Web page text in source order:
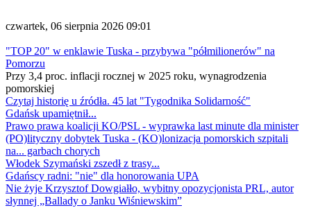
czwartek, 06 sierpnia 2026 09:01
"TOP 20" w enklawie Tuska - przybywa "półmilionerów" na
Pomorzu
Przy 3,4 proc. inflacji rocznej w 2025 roku, wynagrodzenia
pomorskiej
Czytaj historię u źródła. 45 lat "Tygodnika Solidarność"
Gdańsk upamiętnił...
Prawo prawa koalicji KO/PSL - wyprawka last minute dla minister
(PO)lityczny dobytek Tuska - (KO)lonizacja pomorskich szpitali
na... garbach chorych
Włodek Szymański zszedł z trasy...
Gdańscy radni: "nie" dla honorowania UPA
Nie żyje Krzysztof Dowgiałło, wybitny opozycjonista PRL, autor
słynnej „Ballady o Janku Wiśniewskim”